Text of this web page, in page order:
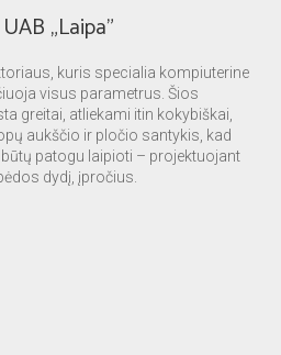
„Laipa”
kuris specialia kompiuterine
visus parametrus. Šios
greitai, atliekami itin kokybiškai,
aukščio ir pločio santykis, kad
patogu laipioti – projektuojant
dydį, įpročius.